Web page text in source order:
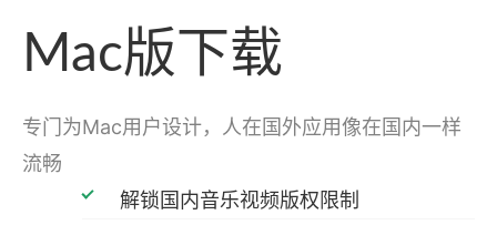
Mac版下载
专门为Mac用户设计，人在国外应用像在国内一样
流畅
解锁国内音乐视频版权限制